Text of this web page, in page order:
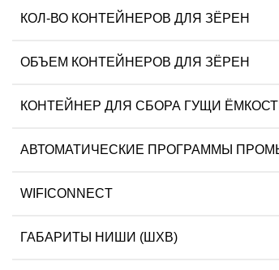
КОЛ-ВО КОНТЕЙНЕРОВ ДЛЯ ЗЁРЕН
ОБЪЕМ КОНТЕЙНЕРОВ ДЛЯ ЗЁРЕН
КОНТЕЙНЕР ДЛЯ CБОРА ГУЩИ
АВТОМАТИЧЕСКИЕ ПРОГРАММЫ
WIFICONNECT
ГАБАРИТЫ НИШИ (ШХВ)